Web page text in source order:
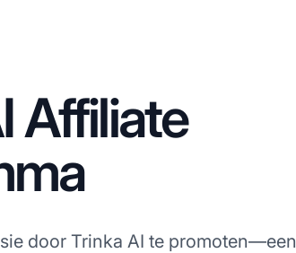
Affiliate
door Trinka AI te promoten—een